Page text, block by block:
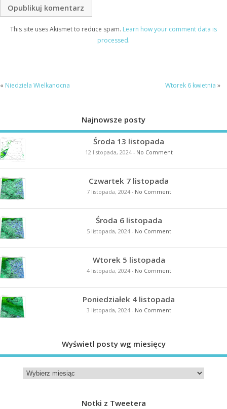
This site uses Akismet to reduce spam. Learn how your comment data is
processed.
« Niedziela Wielkanocna Wtorek 6 kwietnia »
Najnowsze posty
Środa 13 listopada
12 listopada, 2024- No Comment
Czwartek 7 listopada
7 listopada, 2024- No Comment
Środa 6 listopada
5 listopada, 2024- No Comment
Wtorek 5 listopada
4 listopada, 2024- No Comment
Poniedziałek 4 listopada
3 listopada, 2024- No Comment
Wyświetl posty wg miesięcy
Notki z Tweetera